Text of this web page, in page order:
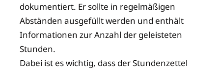
dokumentiert. Er sollte in regelmäßigen
Abständen ausgefüllt werden und enthält
Informationen zur Anzahl der geleisteten
Stunden.
Dabei ist es wichtig, dass der Stundenzettel